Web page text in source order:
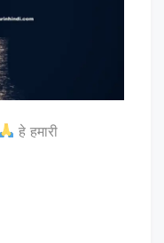
हे हमारी